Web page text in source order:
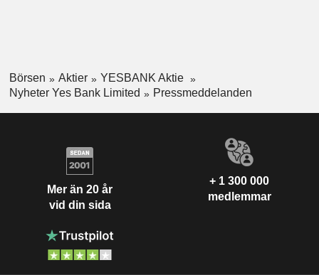
Börsen Aktier
YESBANK Aktie
Nyheter Yes Bank Limited
Pressmeddelanden
Mer än 20 år
vid din sida
+ 1 300 000
medlemmar